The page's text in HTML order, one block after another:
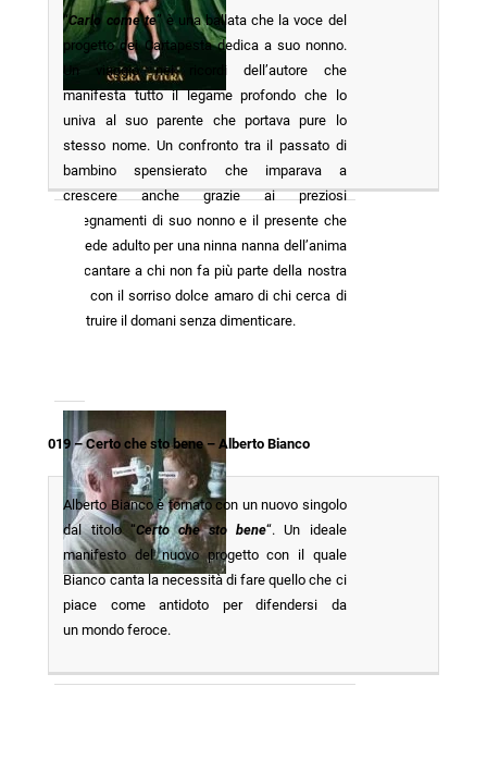
“Carlo come te” è una ballata che la voce del
progetto dei Cartapesta dedica a suo nonno.
Un viaggio nei ricordi dell’autore che
manifesta tutto il legame profondo che lo
univa al suo parente che portava pure lo
stesso nome. Un confronto tra il passato di
bambino spensierato che imparava a
crescere anche grazie ai preziosi
insegnamenti di suo nonno e il presente che
lo vede adulto per una ninna nanna dell’anima
da cantare a chi non fa più parte della nostra
vita con il sorriso dolce amaro di chi cerca di
costruire il domani senza dimenticare.
019 – Certo che sto bene – Alberto Bianco
Alberto Bianco è tornato con un nuovo singolo
dal titolo “Certo che sto bene“. Un ideale
manifesto del nuovo progetto con il quale
Bianco canta la necessità di fare quello che ci
piace come antidoto per difendersi da
un mondo feroce.